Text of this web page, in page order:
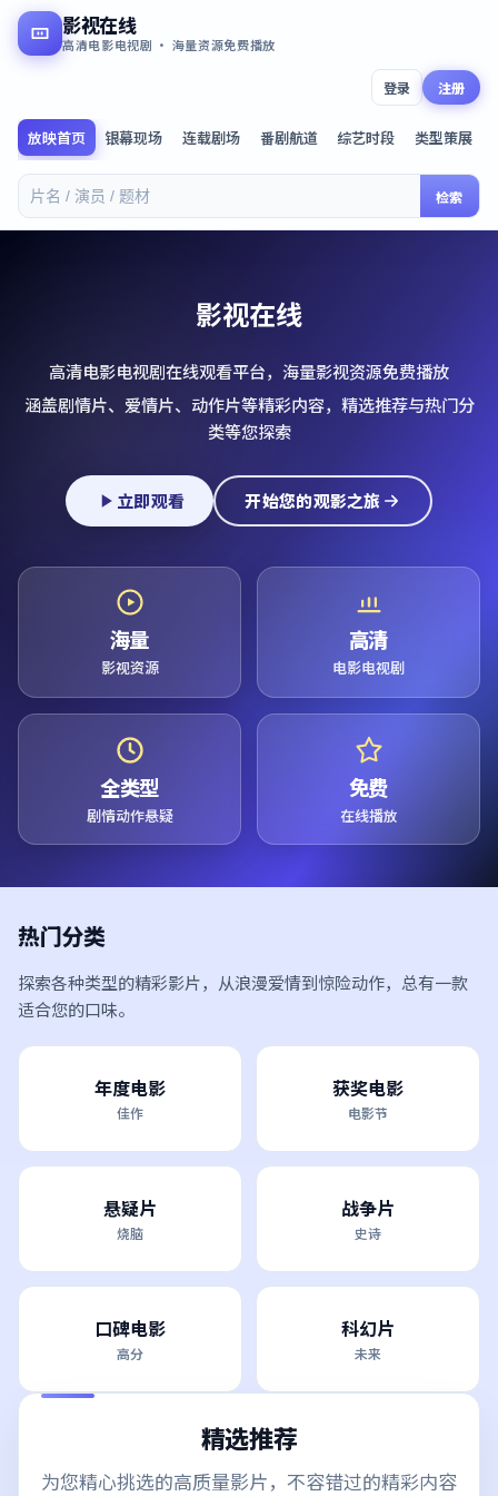
影视在线
高清电影电视剧 · 海量资源免费播放
放映首页 银幕现场 连载剧场 番剧航道 综艺时段 类型策展
检索
登录 注册
影视在线
高清电影电视剧在线观看平台，海量影视资源免费播放
涵盖剧情片、爱情片、动作片等精彩内容，精选推荐与热门分
类等您探索
立即观看 开始您的观影之旅
海量
影视资源
高清
电影电视剧
全类型
剧情动作悬疑
免费
在线播放
热门分类
探索各种类型的精彩影片，从浪漫爱情到惊险动作，总有一款
适合您的口味。
年度电影
佳作
获奖电影
电影节
悬疑片
烧脑
战争片
史诗
口碑电影
高分
科幻片
未来
精选推荐
为您精心挑选的高质量影片，不容错过的精彩内容